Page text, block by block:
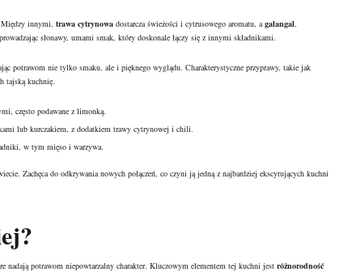
innymi, trawa cytrynowa dostarcza świeżości i cytrusowego aromatu, a galangal
słonawy, umami smak, który doskonale łączy się z innymi składnikami.
potrawom nie tylko smaku, ale i pięknego wyglądu. Charakterystyczne przyprawy, takie jak
tajską kuchnię.
często podawane z limonką.
lub kurczakiem, z dodatkiem trawy cytrynowej i chili.
w tym mięso i warzywa.
Zachęca do odkrywania nowych połączeń, co czyni ją jedną z najbardziej ekscytujących kuchni
nadają potrawom niepowtarzalny charakter. Kluczowym elementem tej kuchni jest różnorodność